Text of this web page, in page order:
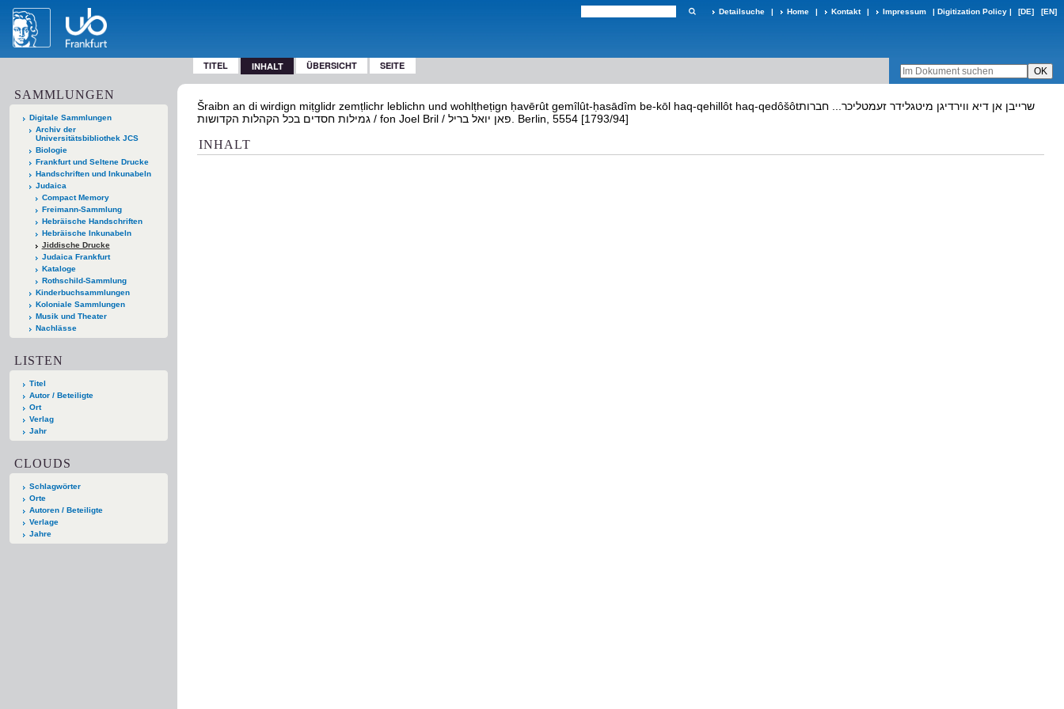
Detailsuche | Home | Kontakt | Impressum | Digitization Policy | [DE] [EN]
TITEL INHALT ÜBERSICHT SEITE
SAMMLUNGEN
Digitale Sammlungen
Archiv der
Universitätsbibliothek JCS
Biologie
Frankfurt und Seltene Drucke
Handschriften und Inkunabeln
Judaica
Compact Memory
Freimann-Sammlung
Hebräische Handschriften
Hebräische Inkunabeln
Jiddische Drucke
Judaica Frankfurt
Kataloge
Rothschild-Sammlung
Kinderbuchsammlungen
Koloniale Sammlungen
Musik und Theater
Nachlässe
LISTEN
Titel
Autor / Beteiligte
Ort
Verlag
Jahr
CLOUDS
Schlagwörter
Orte
Autoren / Beteiligte
Verlage
Jahre
Šraibn an di wirdign miṭglidr zemṭlichr leblichn und wohlṭheṭign ḥavērût gemîlût-ḥasādîm be-kōl haq-qehillôt haq-qedôšôtשרייבן אן דיא ווירדיגן מיטגלידר זעמטליכר... חברות
גמילות חסדים בכל הקהלות הקדושות / fon Joel Bril / פאן יואל בריל. Berlin, 5554 [1793/94]
INHALT